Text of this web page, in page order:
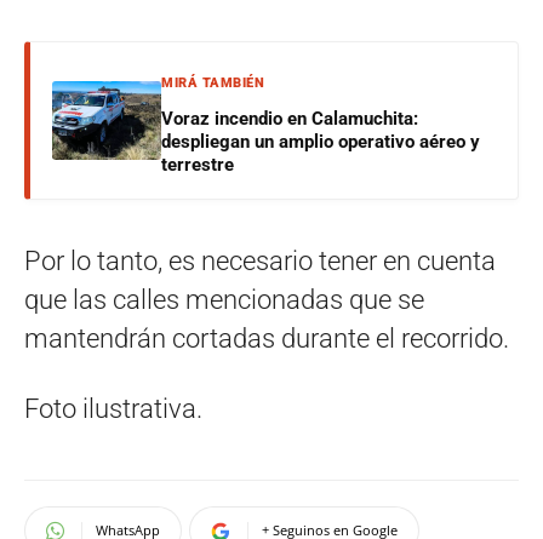
MIRÁ TAMBIÉN
Voraz incendio en Calamuchita:
despliegan un amplio operativo aéreo y
terrestre
Por lo tanto, es necesario tener en cuenta
que las calles mencionadas que se
mantendrán cortadas durante el recorrido.
Foto ilustrativa.
WhatsApp + Seguinos en Google